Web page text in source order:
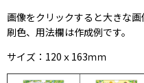
画像をクリックすると大きな画
刷色、用法欄は作成例です。
サイズ：120ｘ163ｍｍ